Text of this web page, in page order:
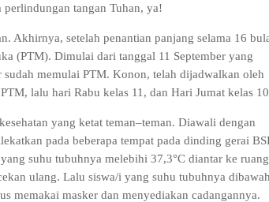
perlindungan tangan Tuhan, ya!
Akhirnya, setelah penantian panjang selama 16
(PTM). Dimulai dari tanggal 11 September yang
memulai PTM. Konon, telah dijadwalkan oleh
lalu hari Rabu kelas 11, dan Hari Jumat kelas
yang ketat teman–teman. Diawali dengan
pada beberapa tempat pada dinding gerai
suhu tubuhnya melebihi 37,3°C diantar ke ruang
ulang. Lalu siswa/i yang suhu tubuhnya dibawah
memakai masker dan menyediakan cadangannya.